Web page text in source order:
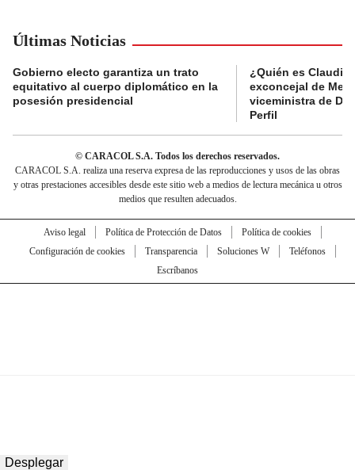
Últimas Noticias
Gobierno electo garantiza un trato
equitativo al cuerpo diplomático en la
posesión presidencial
¿Quién es Claudia
exconcejal de
viceministra de
Perfil
© CARACOL S.A. Todos los derechos reservados.
CARACOL S.A. realiza una reserva expresa de las reproducciones y usos de las obras
y otras prestaciones accesibles desde este sitio web a medios de lectura mecánica u otros
medios que resulten adecuados.
Aviso legal Política de Protección de Datos
Política de cookies
Configuración de cookies
Transparencia Soluciones W
Teléfonos
Escríbanos
Desplegar